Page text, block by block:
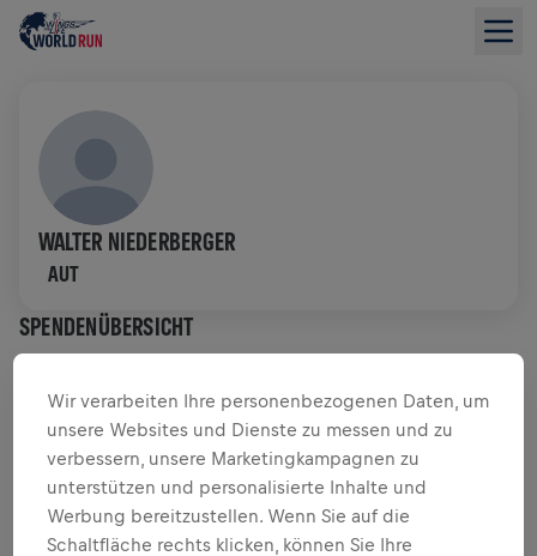
WALTER NIEDERBERGER
AUT
SPENDENÜBERSICHT
$ 0,00 GESAMMELT VON $ 0,00 ZIEL
SPENDENAKTION SPENDEN
Deine Spende macht den Unterschied! 100 % davon
fließen in die Rückenmarksforschung.
Wir verarbeiten Ihre personenbezogenen Daten, um
unsere Websites und Dienste zu messen und zu
verbessern, unsere Marketingkampagnen zu
unterstützen und personalisierte Inhalte und
Werbung bereitzustellen. Wenn Sie auf die
Schaltfläche rechts klicken, können Sie Ihre